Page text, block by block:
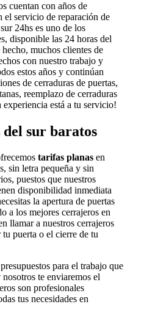
cuentan con años de
el servicio de reparación de
24hs es uno de los
disponible las 24 horas del
muchos clientes de
con nuestro trabajo y
estos años y continúan
de cerraduras de puertas,
reemplazo de cerraduras
está a tu servicio!
sur baratos
tarifas planas en
sin letra pequeña y sin
puestos que nuestros
disponibilidad inmediata
la apertura de puertas
a los mejores cerrajeros en
llamar a nuestros cerrajeros
puerta o el cierre de tu
para el trabajo que
te enviaremos el
son profesionales
tus necesidades en